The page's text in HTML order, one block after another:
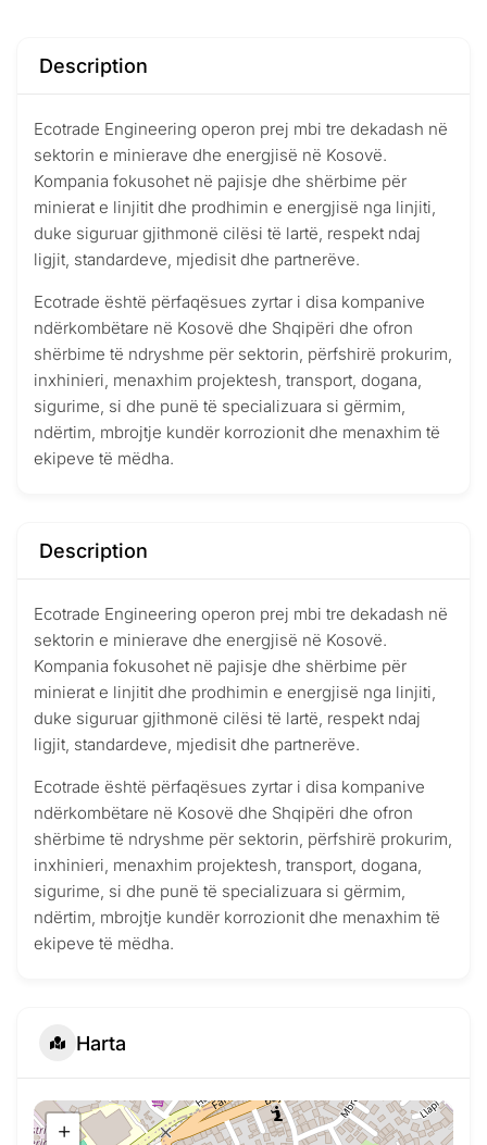
Description
Ecotrade Engineering operon prej mbi tre dekadash në
sektorin e minierave dhe energjisë në Kosovë.
Kompania fokusohet në pajisje dhe shërbime për
minierat e linjitit dhe prodhimin e energjisë nga linjiti,
duke siguruar gjithmonë cilësi të lartë, respekt ndaj
ligjit, standardeve, mjedisit dhe partnerëve.
Ecotrade është përfaqësues zyrtar i disa kompanive
ndërkombëtare në Kosovë dhe Shqipëri dhe ofron
shërbime të ndryshme për sektorin, përfshirë prokurim,
inxhinieri, menaxhim projektesh, transport, dogana,
sigurime, si dhe punë të specializuara si gërmim,
ndërtim, mbrojtje kundër korrozionit dhe menaxhim të
ekipeve të mëdha.
Description
Ecotrade Engineering operon prej mbi tre dekadash në
sektorin e minierave dhe energjisë në Kosovë.
Kompania fokusohet në pajisje dhe shërbime për
minierat e linjitit dhe prodhimin e energjisë nga linjiti,
duke siguruar gjithmonë cilësi të lartë, respekt ndaj
ligjit, standardeve, mjedisit dhe partnerëve.
Ecotrade është përfaqësues zyrtar i disa kompanive
ndërkombëtare në Kosovë dhe Shqipëri dhe ofron
shërbime të ndryshme për sektorin, përfshirë prokurim,
inxhinieri, menaxhim projektesh, transport, dogana,
sigurime, si dhe punë të specializuara si gërmim,
ndërtim, mbrojtje kundër korrozionit dhe menaxhim të
ekipeve të mëdha.
Harta
+